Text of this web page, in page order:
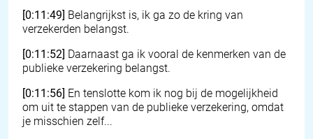
[0:11:49] Belangrijkst is, ik ga zo de kring van
verzekerden belangst.
[0:11:52] Daarnaast ga ik vooral de kenmerken van de
publieke verzekering belangst.
[0:11:56] En tenslotte kom ik nog bij de mogelijkheid
om uit te stappen van de publieke verzekering, omdat
je misschien zelf...